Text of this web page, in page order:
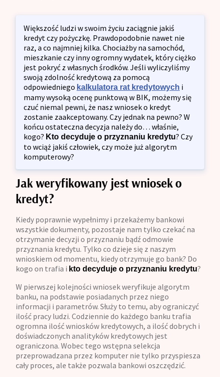
Większość ludzi w swoim życiu zaciągnie jakiś
kredyt czy pożyczkę. Prawdopodobnie nawet nie
raz, a co najmniej kilka. Chociażby na samochód,
mieszkanie czy inny ogromny wydatek, który ciężko
jest pokryć z własnych środków. Jeśli wyliczyliśmy
swoją zdolność kredytową za pomocą
odpowiedniego kalkulatora rat kredytowych i
mamy wysoką ocenę punktową w BIK, możemy się
czuć niemal pewni, że nasz wniosek o kredyt
zostanie zaakceptowany. Czy jednak na pewno? W
końcu ostateczna decyzja należy do… właśnie,
kogo? Kto decyduje o przyznaniu kredytu? Czy
to wciąż jakiś człowiek, czy może już algorytm
komputerowy?
Jak weryfikowany jest wniosek o
kredyt?
Kiedy poprawnie wypełnimy i przekażemy bankowi
wszystkie dokumenty, pozostaje nam tylko czekać na
otrzymanie decyzji o przyznaniu bądź odmowie
przyznania kredytu. Tylko co dzieje się z naszym
wnioskiem od momentu, kiedy otrzymuje go bank? Do
kogo on trafia i kto decyduje o przyznaniu kredytu?
W pierwszej kolejności wniosek weryfikuje algorytm
banku, na podstawie posiadanych przez niego
informacji i parametrów. Służy to temu, aby ograniczyć
ilość pracy ludzi. Codziennie do każdego banku trafia
ogromna ilość wniosków kredytowych, a ilość dobrych i
doświadczonych analityków kredytowych jest
ograniczona. Wobec tego wstępna selekcja
przeprowadzana przez komputer nie tylko przyspiesza
cały proces, ale także pozwala bankowi oszczędzić.